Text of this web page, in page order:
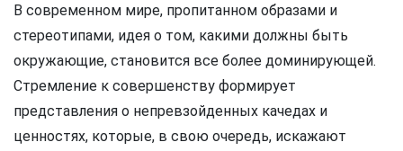
В современном мире, пропитанном образами и
стереотипами, идея о том, какими должны быть
окружающие, становится все более доминирующей.
Стремление к совершенству формирует
представления о непревзойденных качедах и
ценностях, которые, в свою очередь, искажают